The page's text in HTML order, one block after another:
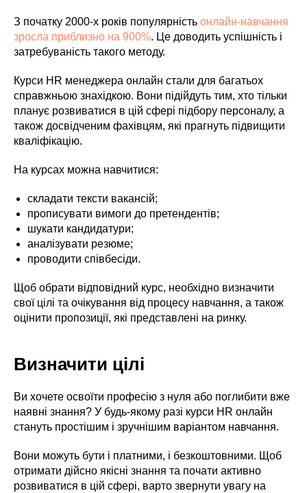
З початку 2000-х років популярність онлайн-навчання
зросла приблизно на 900%. Це доводить успішність і
затребуваність такого методу.
Курси HR менеджера онлайн стали для багатьох
справжньою знахідкою. Вони підійдуть тим, хто тільки
планує розвиватися в цій сфері підбору персоналу, а
також досвідченим фахівцям, які прагнуть підвищити
кваліфікацію.
На курсах можна навчитися:
складати тексти вакансій;
прописувати вимоги до претендентів;
шукати кандидатури;
аналізувати резюме;
проводити співбесіди.
Щоб обрати відповідний курс, необхідно визначити
свої цілі та очікування від процесу навчання, а також
оцінити пропозиції, які представлені на ринку.
Визначити цілі
Ви хочете освоїти професію з нуля або поглибити вже
наявні знання? У будь-якому разі курси HR онлайн
стануть простішим і зручнішим варіантом навчання.
Вони можуть бути і платними, і безкоштовними. Щоб
отримати дійсно якісні знання та почати активно
розвиватися в цій сфері, варто звернути увагу на